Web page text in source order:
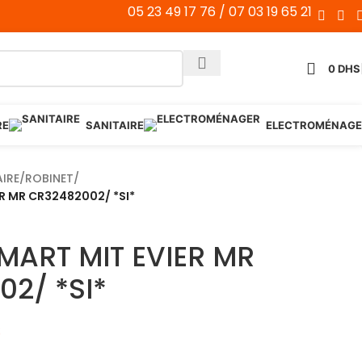
05 23 49 17 76 / 07 03 19 65 21
0DHS
SANITAIRE
/ROBINET/
MR CR32482002/ *SI*
MIT EVIER MR
*SI*